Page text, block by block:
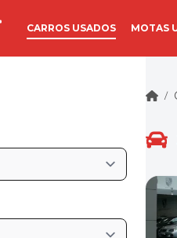
CARROS USADOS MOTAS
/